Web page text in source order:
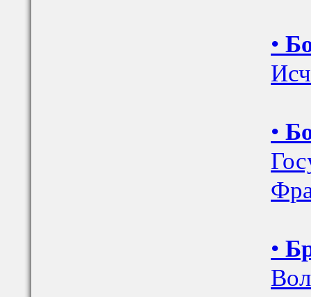
•
•
•